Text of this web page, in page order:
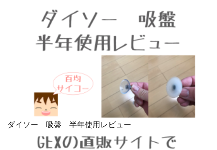
ダイソー 吸盤 半年使用レビュー